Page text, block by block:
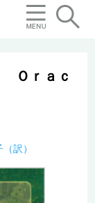
Ｏｒａｃ
訳）